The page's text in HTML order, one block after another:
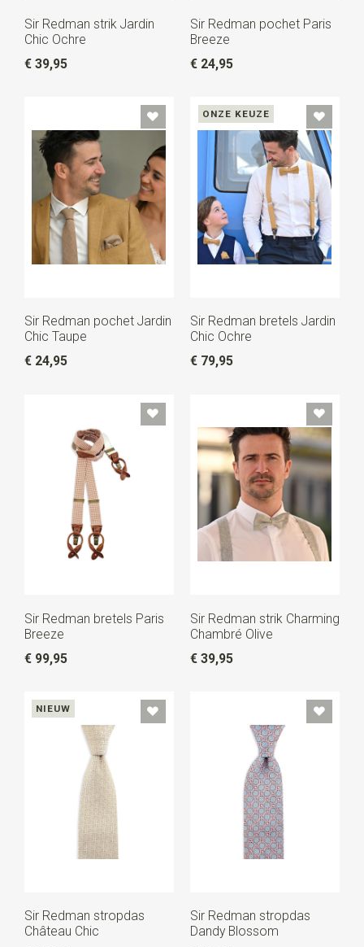
Sir Redman strik Jardin
Chic Ochre
€ 39,95
Sir Redman pochet Paris
Breeze
€ 24,95
Sir Redman pochet Jardin
Chic Taupe
€ 24,95
ONZE KEUZE
Sir Redman bretels Jardin
Chic Ochre
€ 79,95
Sir Redman bretels Paris
Breeze
€ 99,95
Sir Redman strik Charming
Chambré Olive
€ 39,95
NIEUW
Sir Redman stropdas
Château Chic
Sir Redman stropdas
Dandy Blossom